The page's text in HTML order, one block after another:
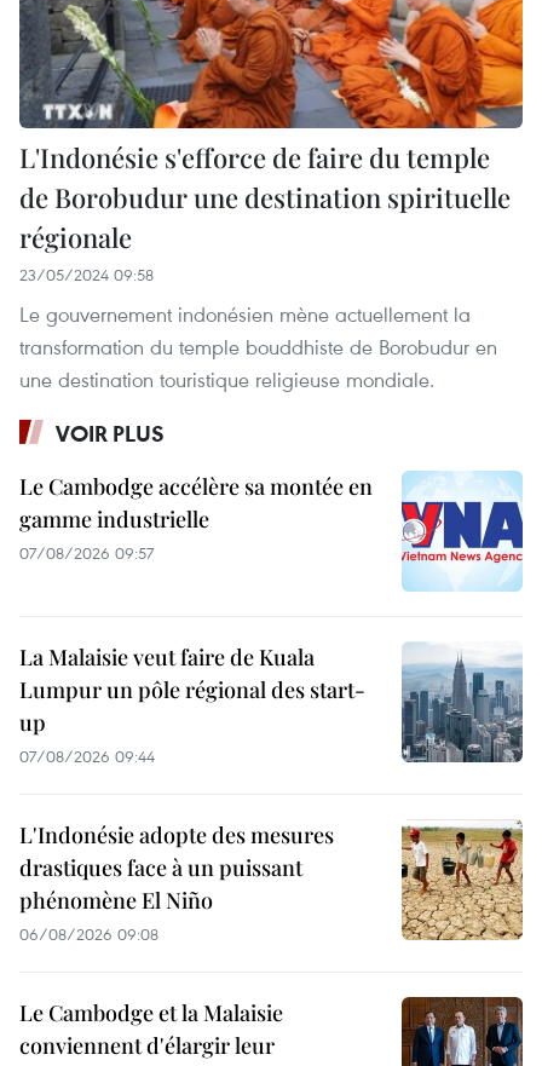
L'Indonésie s'efforce de faire du temple
de Borobudur une destination spirituelle
régionale
23/05/2024 09:58
Le gouvernement indonésien mène actuellement la
transformation du temple bouddhiste de Borobudur en
une destination touristique religieuse mondiale.
VOIR PLUS
Le Cambodge accélère sa montée en
gamme industrielle
07/08/2026 09:57
La Malaisie veut faire de Kuala
Lumpur un pôle régional des start-
up
07/08/2026 09:44
L'Indonésie adopte des mesures
drastiques face à un puissant
phénomène El Niño
06/08/2026 09:08
Le Cambodge et la Malaisie
conviennent d'élargir leur